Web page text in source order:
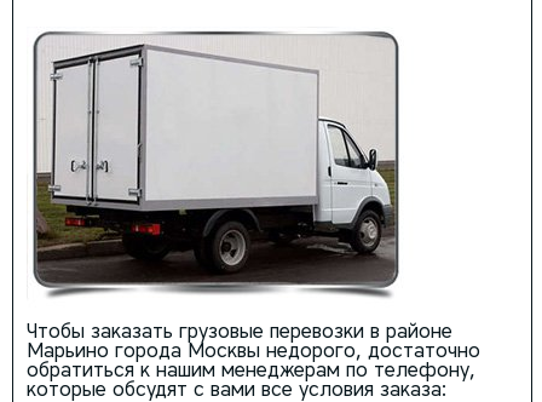
Чтобы заказать грузовые перевозки в районе
Марьино города Москвы недорого, достаточно
обратиться к нашим менеджерам по телефону,
которые обсудят с вами все условия заказа: